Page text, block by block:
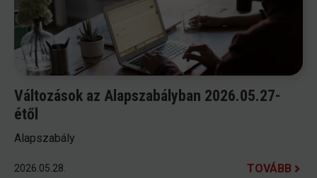
Változások az Alapszabályban 2026.05.27-
étől
Alapszabály
2026.05.28. TOVÁBB